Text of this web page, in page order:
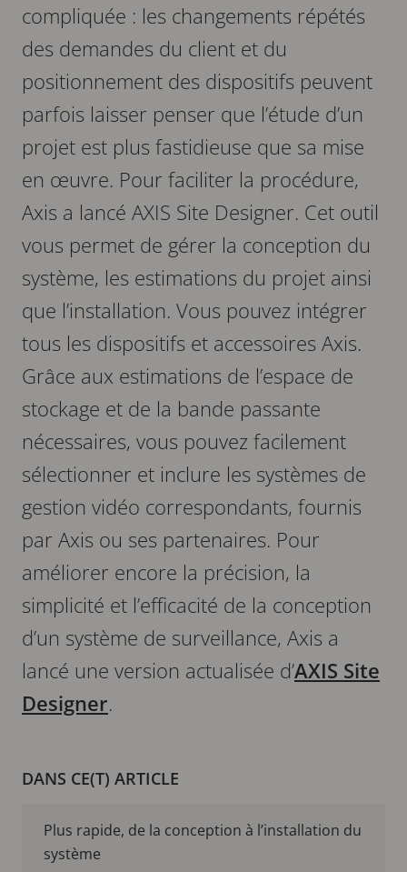
compliquée : les changements répétés
des demandes du client et du
positionnement des dispositifs peuvent
parfois laisser penser que l’étude d’un
projet est plus fastidieuse que sa mise
en œuvre. Pour faciliter la procédure,
Axis a lancé AXIS Site Designer. Cet outil
vous permet de gérer la conception du
système, les estimations du projet ainsi
que l’installation. Vous pouvez intégrer
tous les dispositifs et accessoires Axis.
Grâce aux estimations de l’espace de
stockage et de la bande passante
nécessaires, vous pouvez facilement
sélectionner et inclure les systèmes de
gestion vidéo correspondants, fournis
par Axis ou ses partenaires. Pour
améliorer encore la précision, la
simplicité et l’efficacité de la conception
d’un système de surveillance, Axis a
lancé une version actualisée d’AXIS Site
Designer.
DANS CE(T) ARTICLE
Plus rapide, de la conception à l’installation du
système